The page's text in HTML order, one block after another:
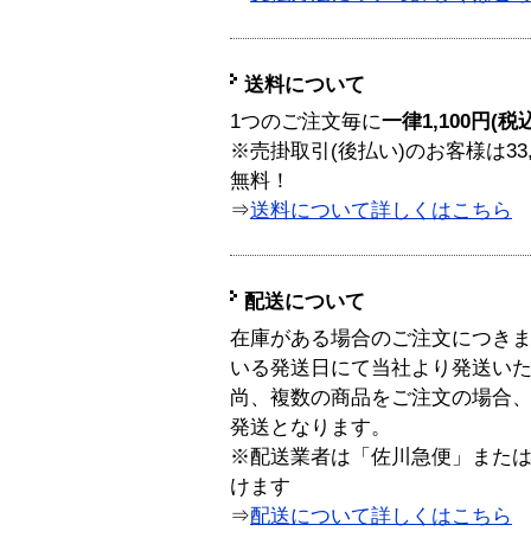
送料について
1つのご注文毎に一律1,100円(税
※売掛取引(後払い)のお客様は
無料！
⇒送料について詳しくはこちら
配送について
在庫がある場合のご注文につき
いる発送日にて当社より発送い
尚、複数の商品をご注文の場合
発送となります。
※配送業者は「佐川急便」また
けます
⇒配送について詳しくはこちら